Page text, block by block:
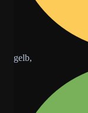
gelb,